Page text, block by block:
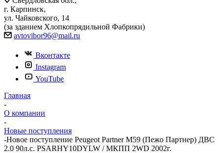
г. Карпинск,
ул. Чайковского, 14
(за зданием Хлопкопрядильной Фабрики)
avtovibor96@mail.ru
Вконтакте
Instagram
YouTube
Главная
-
О компании
-
Новые поступления
-Новое поступление Peugeot Partner M59 (Пежо Партнер) ДВС
2.0 90л.с. PSARHY10DYLW / МКПП 2WD 2002г.